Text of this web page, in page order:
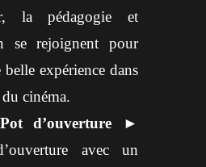
la pédagogie et
se rejoignent pour
belle expérience dans
cinéma.
d’ouverture
►
avec un